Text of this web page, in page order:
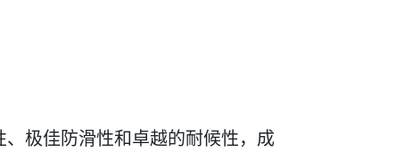
极佳防滑性和卓越的耐候性，成